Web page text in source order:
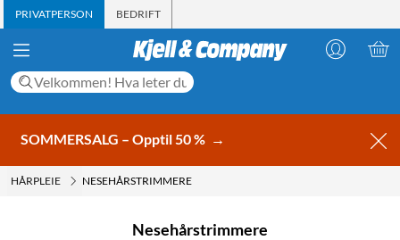
PRIVATPERSON BEDRIFT
SOMMERSALG – Opptil 50 % →
HÅRPLEIE NESEHÅRSTRIMMERE
Nesehårstrimmere